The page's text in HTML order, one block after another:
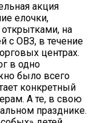
акция
елочки,
на
с ОВЗ, в течение
центрах.
в одно
было всего
конкретный
А те, в свою
празднике.